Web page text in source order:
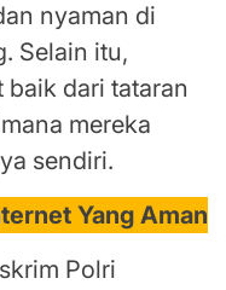
nyaman di
Selain itu,
dari tataran
mereka
sendiri.
Yang Aman
Polri